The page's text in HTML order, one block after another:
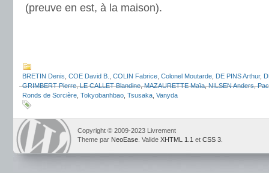
(preuve en est, à la maison).
BRETIN Denis COE David B. COLIN Fabrice Colonel Moutarde DE PINS Arthur,
GRIMBERT Pierre,LE CALLET Blandine,MAZAURETTE Maïa,NILSEN Anders,
Ronds de Sorcière Tokyobanhbao Tsusaka Vanyda
Copyright © 2009-2023 Livrement
Theme par NeoEase . Valide XHTML 1.1 et CSS 3